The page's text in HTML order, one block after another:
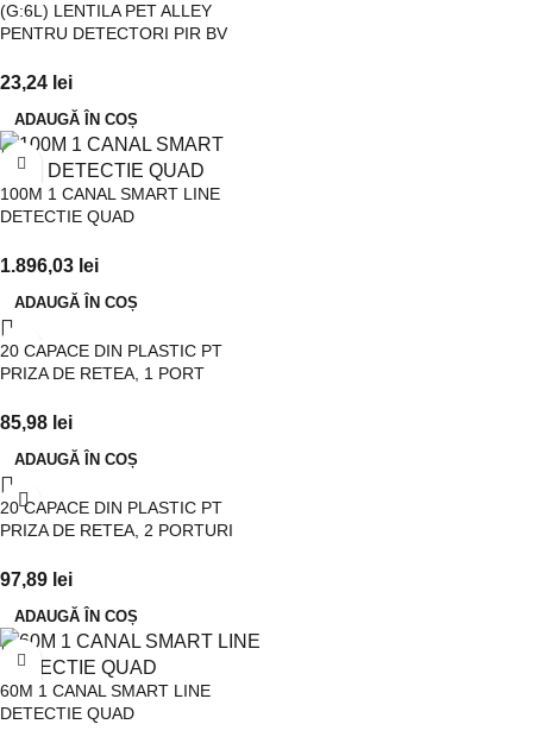
(G:6L) LENTILA PET ALLEY
PENTRU DETECTORI PIR BV
23,24 lei
ADAUGĂ ÎN COȘ
100M 1 CANAL SMART LINE
DETECTIE QUAD
1.896,03 lei
ADAUGĂ ÎN COȘ
20 CAPACE DIN PLASTIC PT
PRIZA DE RETEA, 1 PORT
85,98 lei
ADAUGĂ ÎN COȘ
20 CAPACE DIN PLASTIC PT
PRIZA DE RETEA, 2 PORTURI
97,89 lei
ADAUGĂ ÎN COȘ
60M 1 CANAL SMART LINE
DETECTIE QUAD